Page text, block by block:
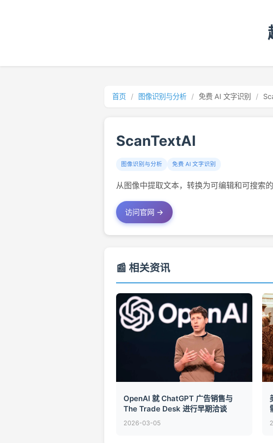
首页 / 图像识别与分析 / 免费 AI 文字识别 /
ScanTextAI
图像识别与分析 免费 AI 文字识别
从图像中提取文本，转换为可编辑和可搜索
访问官网 →
📰 相关资讯
OpenAI 就 ChatGPT 广告销售与
The Trade Desk 进行早期洽谈
2026-03-05